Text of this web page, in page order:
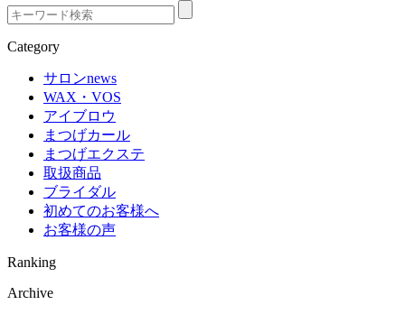
Category
サロンnews
WAX・VOS
アイブロウ
まつげカール
まつげエクステ
取扱商品
ブライダル
初めてのお客様へ
お客様の声
Ranking
Archive